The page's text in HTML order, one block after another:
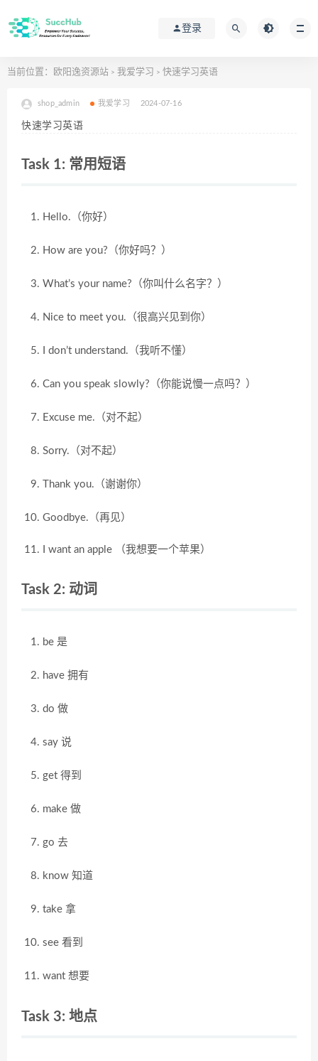
登录
当前位置： 欧阳逸资源站 > 我爱学习 > 快速学习英语
shop_admin 我爱学习 2024-07-16
快速学习英语
Task 1: 常用短语
Hello.（你好）
How are you?（你好吗？）
What’s your name?（你叫什么名字？）
Nice to meet you.（很高兴见到你）
I don’t understand.（我听不懂）
Can you speak slowly?（你能说慢一点吗？）
Excuse me.（对不起）
Sorry.（对不起）
Thank you.（谢谢你）
Goodbye.（再见）
I want an apple （我想要一个苹果）
Task 2: 动词
be 是
have 拥有
do 做
say 说
get 得到
make 做
go 去
know 知道
take 拿
see 看到
want 想要
Task 3: 地点